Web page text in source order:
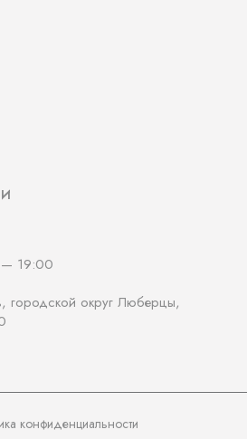
19:00
городской округ Люберцы,
конфиденциальности